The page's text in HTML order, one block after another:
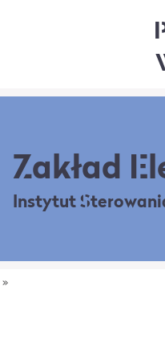
Zakład
Instytut
»